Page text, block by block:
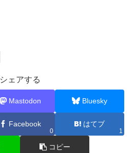
シェアする
Mastodon Bluesky
Facebook
0
はてブ
1
コピー